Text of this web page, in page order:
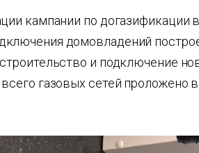
кампании по догазификации
домовладений
и подключение
газовых сетей